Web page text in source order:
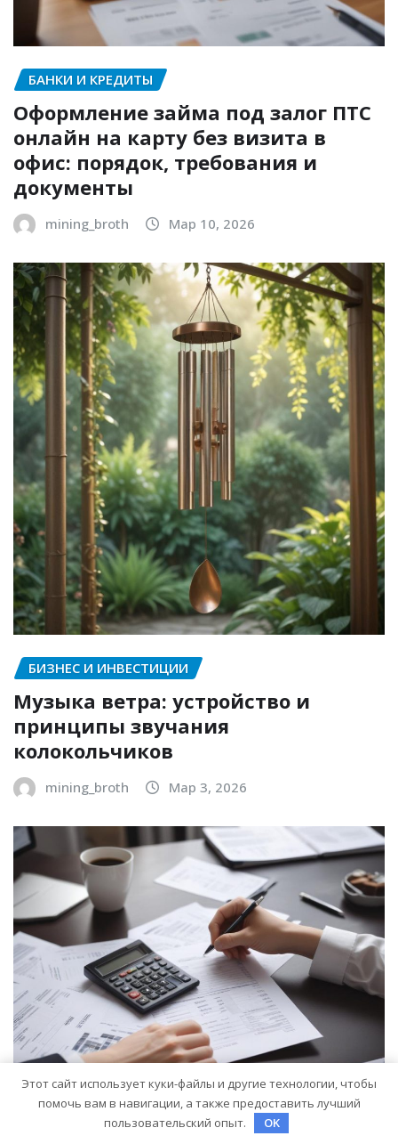
БАНКИ И КРЕДИТЫ
Оформление займа под залог ПТС
онлайн на карту без визита в
офис: порядок, требования и
документы
mining_broth Мар 10, 2026
БИЗНЕС И ИНВЕСТИЦИИ
Музыка ветра: устройство и
принципы звучания
колокольчиков
mining_broth Мар 3, 2026
Этот сайт использует куки-файлы и другие технологии, чтобы
помочь вам в навигации, а также предоставить лучший
пользовательский опыт.
OK